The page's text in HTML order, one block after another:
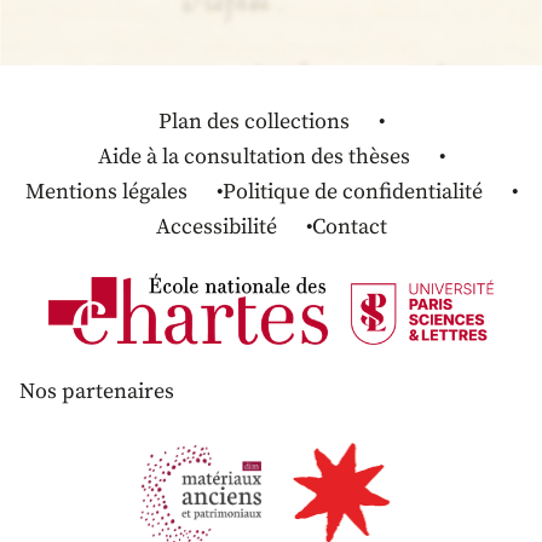
Plan des collections
Aide à la consultation des thèses
Mentions légales
Politique de confidentialité
Accessibilité
Contact
Nos partenaires